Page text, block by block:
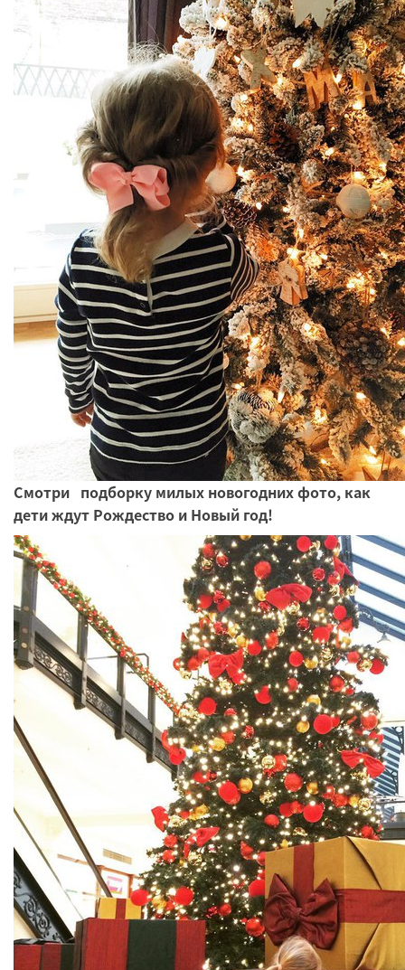
Смотри подборку милых новогодних фото, как
дети ждут Рождество и Новый год!